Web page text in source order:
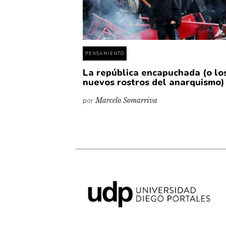
PENSAMIENTO
La república encapuchada (o
nuevos rostros del anarquismo)
porMarcelo Somarriva